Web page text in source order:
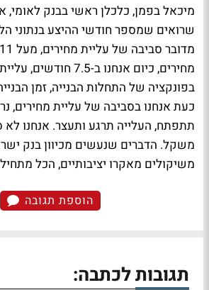
מיכאל בפמן, כלכלן ראשי בבנק לאומי,
מחירים, כיום אנחנו ב-
בפונקציה של התחלות הבנייה, זמן
כעת אנחנו בסביבה של עליית מחירים,
תתפתח, העלייה תרגע ותעצר. אנחנו לא
משקל. הדברים שנעשים מכיוון בנק
משיקולים מאקרו יציבותיים, הכל
הוספת תגובה
תגובות לכתבה: